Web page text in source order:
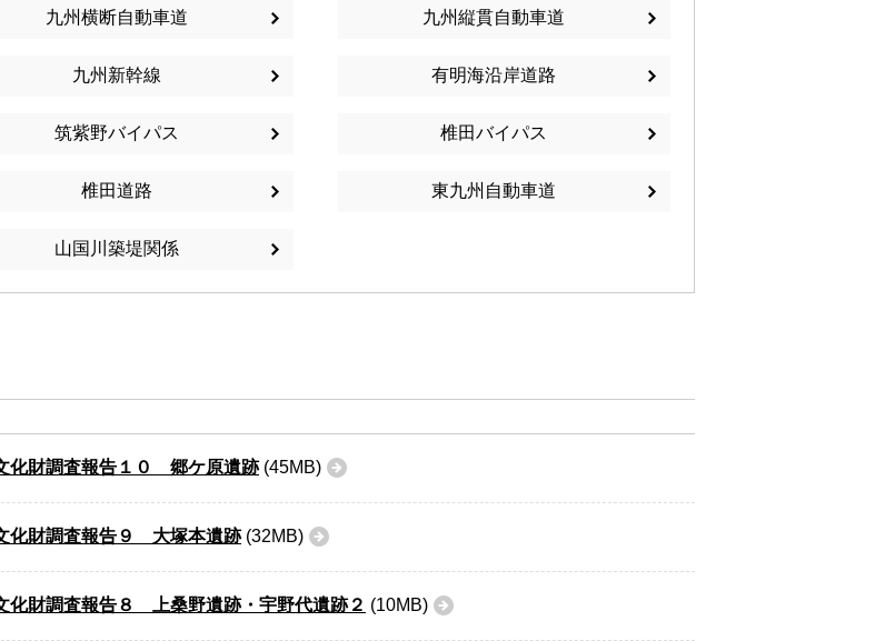
九州横断自動車道 九州縦貫自動車道
九州新幹線 有明海沿岸道路
筑紫野バイパス 椎田バイパス
椎田道路 東九州自動車道
山国川築堤関係
化財調査報告１０ 郷ケ原遺跡(45MB)
化財調査報告９ 大塚本遺跡(32MB)
化財調査報告８ 上桑野遺跡・宇野代遺跡２ (10MB)